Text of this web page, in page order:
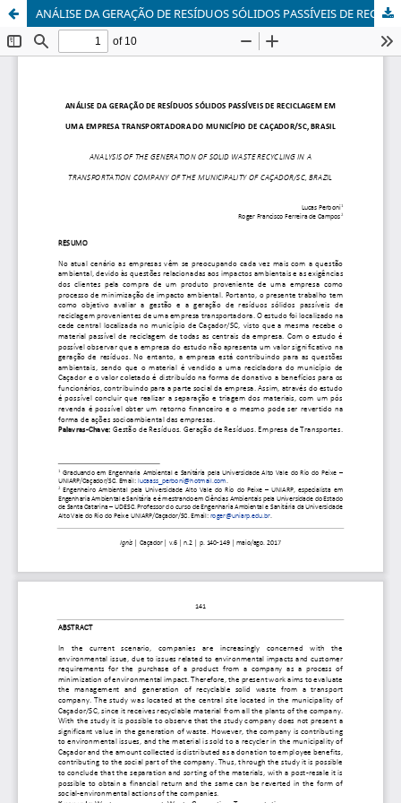
ANÁLISE DA GERAÇÃO DE RESÍDUOS SÓLIDOS PASSÍVEIS DE RECICLAGEM EM UMA EMPRESA TRANSPORTADORA DO MUNICÍPIO DE CAÇADOR/SC, BRASIL